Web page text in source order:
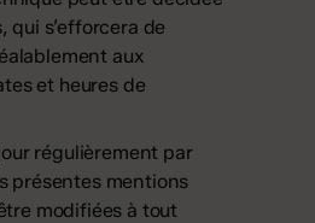
qui s’efforcera de
aux
et heures de
régulièrement par
présentes mentions
modifiées à tout